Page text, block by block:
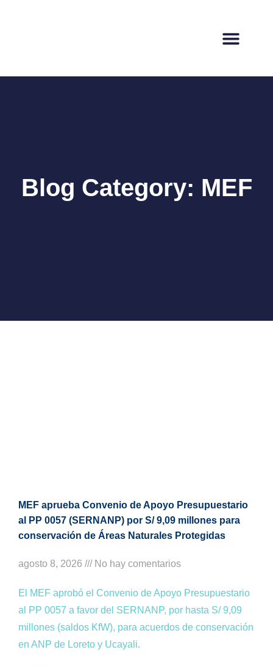
Blog Category: MEF
MEF aprueba Convenio de Apoyo Presupuestario
al PP 0057 (SERNANP) por S/ 9,09 millones para
conservación de Áreas Naturales Protegidas
agosto 8, 2026 No hay comentarios
El MEF aprobó el Convenio de Apoyo Presupuestario
al PP 0057 a favor del SERNANP, por hasta S/ 9,09
millones (saldos KfW), para acuerdos de conservación
en ANP de Loreto y Ucayali.